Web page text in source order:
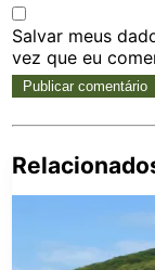
Salvar meus
vez que eu